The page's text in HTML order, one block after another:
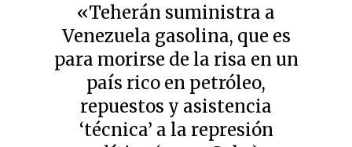
«Teherán suministra a
Venezuela gasolina, que es
para morirse de la risa en un
país rico en petróleo,
repuestos y asistencia
‘técnica’ a la represión